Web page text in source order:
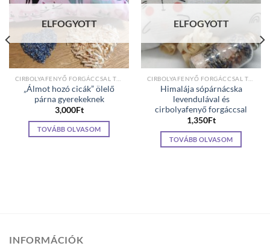
ELFOGYOTT
„Álmot hozó cicák” ölelő
párna gyerekeknek
3,000Ft
TOVÁBB OLVASOM
ELFOGYOTT
Himalája sópárnácska
levendulával és
cirbolyafenyő forgáccsal
1,350Ft
TOVÁBB OLVASOM
INFORMÁCIÓK